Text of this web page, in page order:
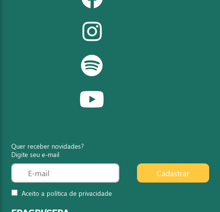
Quer receber novidades?
Digite seu e-mail
Aceito a política de privacidade
Cadastrar